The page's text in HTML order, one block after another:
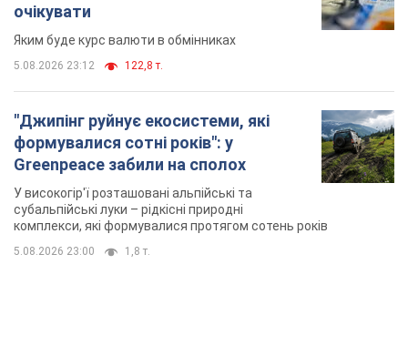
очікувати
Яким буде курс валюти в обмінниках
5.08.2026 23:12 122,8 т.
"Джипінг руйнує екосистеми, які
формувалися сотні років": у
Greenpeace забили на сполох
У високогір'ї розташовані альпійські та
субальпійські луки – рідкісні природні
комплекси, які формувалися протягом сотень років
5.08.2026 23:00 1,8 т.